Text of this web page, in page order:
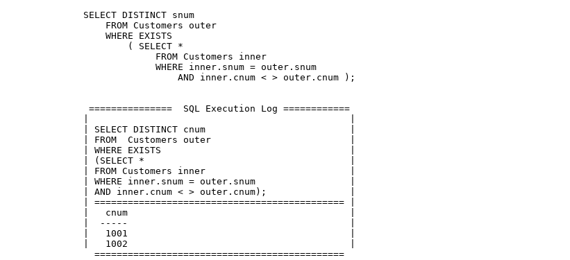
              SELECT DISTINCT snum
                  FROM Customers outer
                  WHERE EXISTS
                      ( SELECT *
                           FROM Customers inner
                           WHERE inner.snum = outer.snum
                               AND inner.cnum < > outer.cnum );
               ===============  SQL Execution Log ============
              | SELECT DISTINCT cnum                          |
              | FROM  Customers outer                         |
              | WHERE EXISTS                                  |
              | (SELECT *                                     |
              | FROM Customers inner                          |
              | WHERE inner.snum = outer.snum                 |
              | AND inner.cnum < > outer.cnum);               |
              | ============================================= |
              |   cnum                                        |
              |  -----                                        |
              |   1001                                        |
              |   1002                                        |
                =============================================